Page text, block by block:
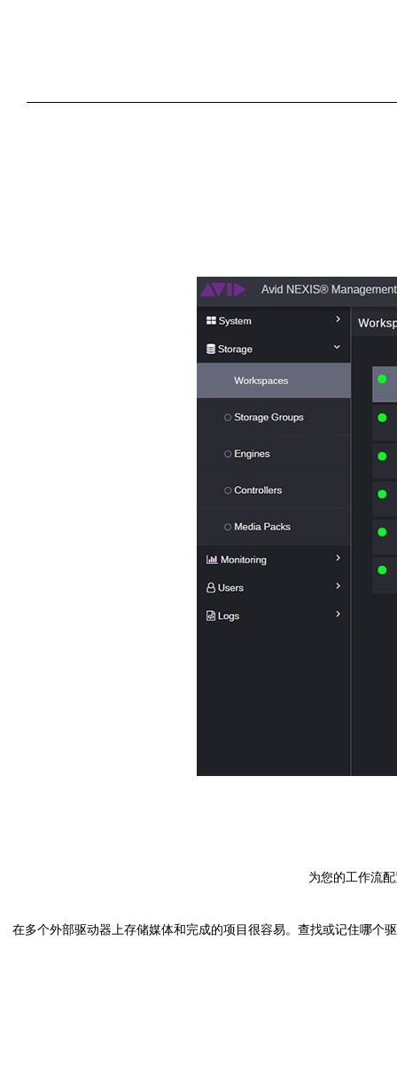
为您的工作流
在多个外部驱动器上存储媒体和完成的项目很容易。查找或记住哪个